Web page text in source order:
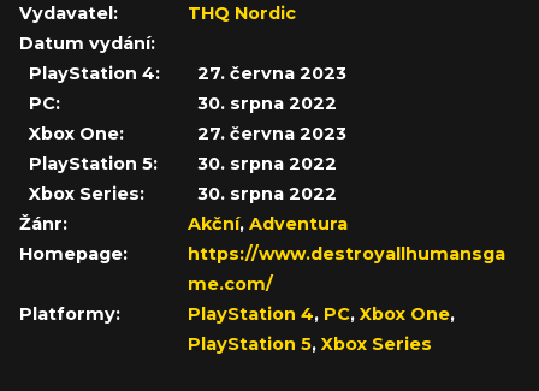
Vydavatel:
THQ Nordic
Datum vydání:
PlayStation 4:
27. června 2023
PC:
30. srpna 2022
Xbox One:
27. června 2023
PlayStation 5:
30. srpna 2022
Xbox Series:
30. srpna 2022
Žánr:
Akční, Adventura
Homepage:
https://www.destroyallhumansga
me.com/
Platformy:
PlayStation 4, PC, Xbox One,
PlayStation 5, Xbox Series